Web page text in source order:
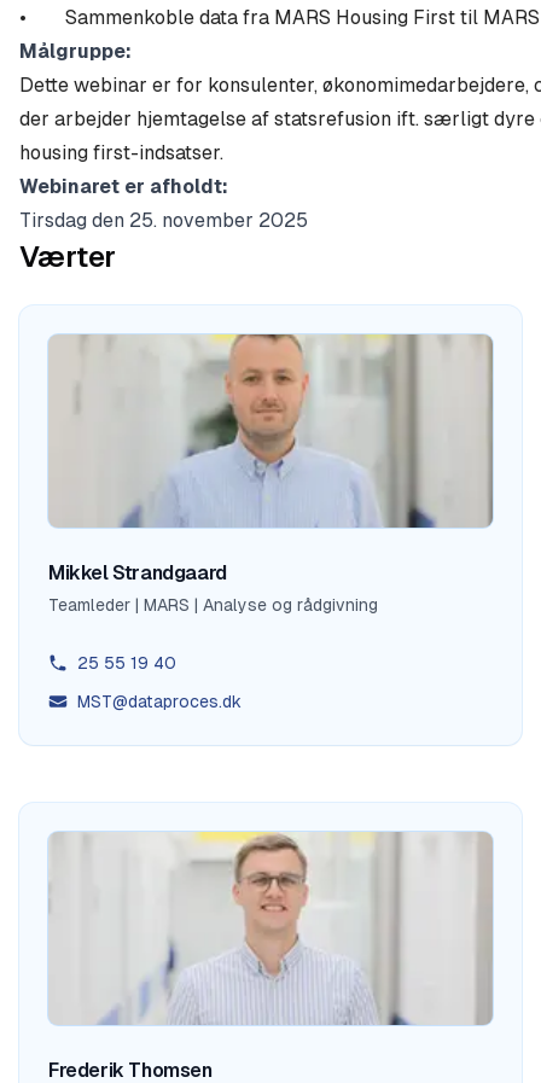
• Sammenkoble data fra MARS Housing First til
Målgruppe:
Dette webinar er for konsulenter, økonomimedarbejdere,
der arbejder hjemtagelse af statsrefusion ift. særligt dyre
housing first-indsatser.
Webinaret er afholdt:
Tirsdag den 25. november 2025
Værter
Mikkel Strandgaard
Teamleder | MARS | Analyse og rådgivning
25 55 19 40
MST@dataproces.dk
Frederik Thomsen